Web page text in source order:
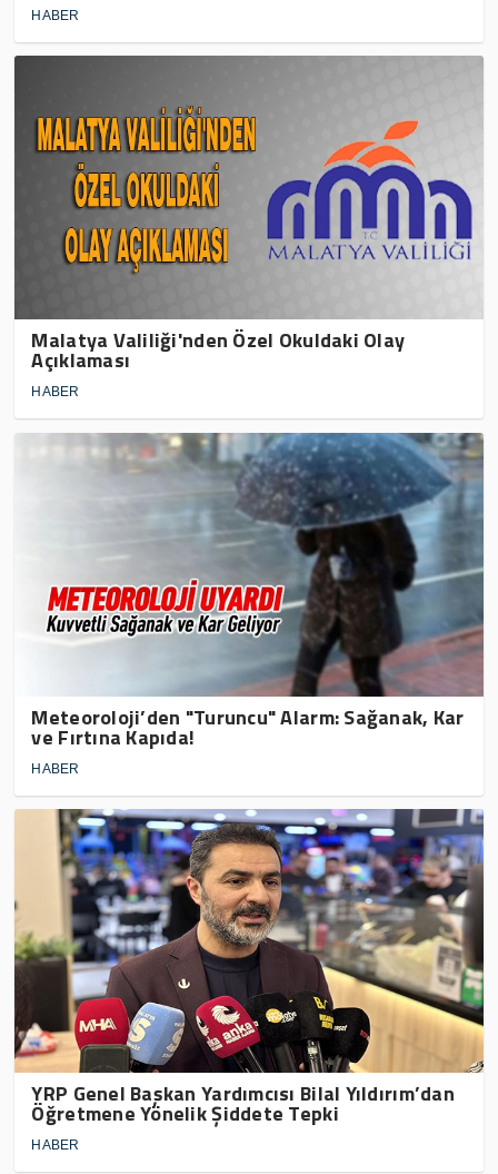
HABER
Malatya Valiliği'nden Özel Okuldaki Olay
Açıklaması
HABER
Meteoroloji’den "Turuncu" Alarm: Sağanak, Kar
ve Fırtına Kapıda!
HABER
YRP Genel Başkan Yardımcısı Bilal Yıldırım’dan
Öğretmene Yönelik Şiddete Tepki
HABER